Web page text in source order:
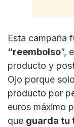
Esta campaña
“reembolso”,
producto y
Ojo porque
producto por
euros máximo
que guarda tu